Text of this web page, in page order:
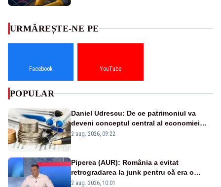
URMĂREȘTE-NE PE
Facebook YouTube
POPULAR
Daniel Udrescu: De ce patrimoniul va
deveni conceptul central al economiei
viitoare?
2 aug. 2026, 09:22
Piperea (AUR): România a evitat
retrogradarea la junk pentru că era o
catastrofă pentru bănci și fondurile de
2 aug. 2026, 10:01